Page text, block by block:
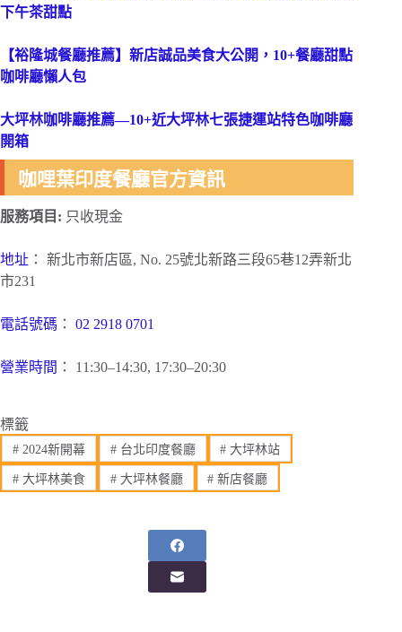
下午茶甜點
【裕隆城餐廳推薦】新店誠品美食大公開，10+餐廳甜點
咖啡廳懶人包
大坪林咖啡廳推薦—10+近大坪林七張捷運站特色咖啡廳
開箱
咖哩葉印度餐廳官方資訊
服務項目: 只收現金
地址 ： 新北市新店區, No. 25號北新路三段65巷12弄新北
市231
電話號碼 ： 02 2918 0701
營業時間 ： 11:30–14:30, 17:30–20:30
標籤
#2024新開幕 #台北印度餐廳 # 大坪林站
#大坪林美食 #大坪林餐廳 # 新店餐廳